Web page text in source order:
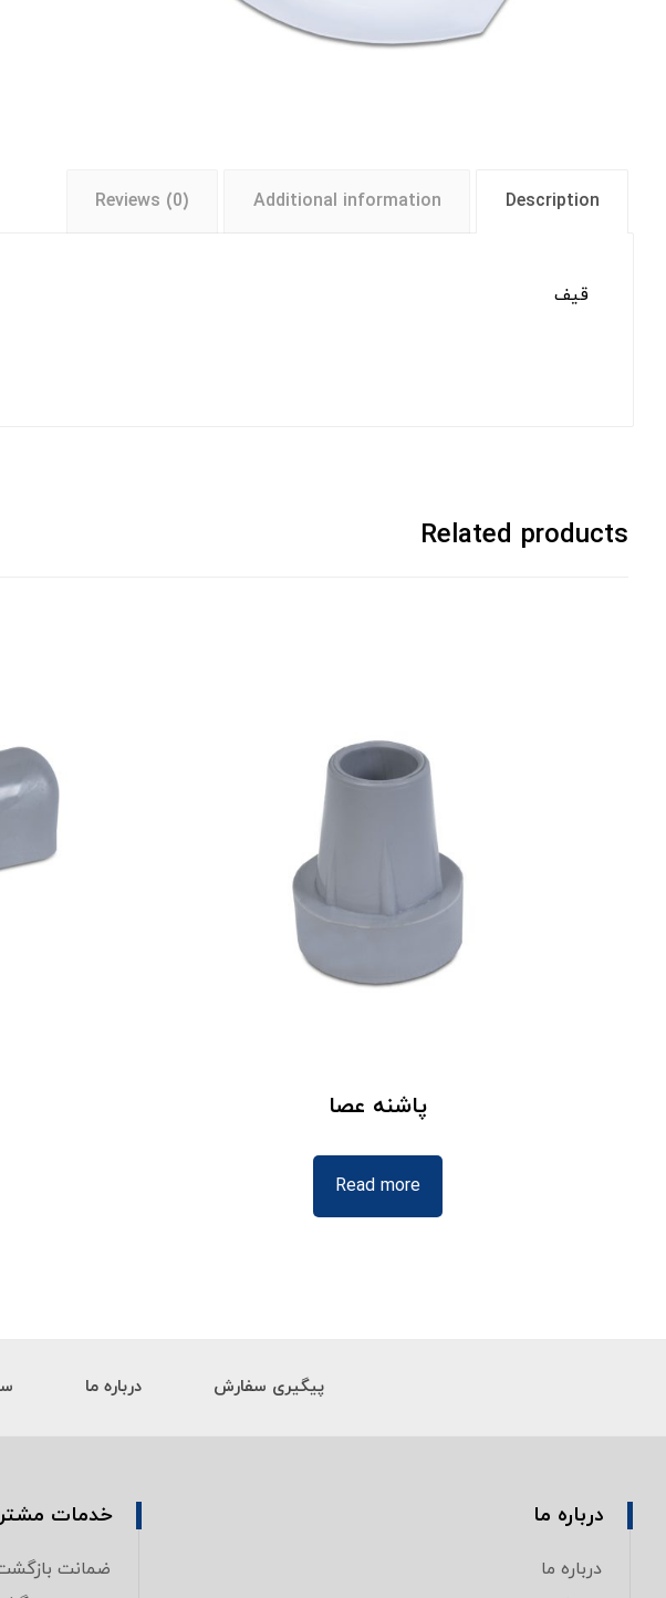
Description
Additional information
Reviews (0)
قیف
Related products
پاشنه عصا
Read more
پیگیری سفارش درباره ما
درباره ما
درباره ما
خدمات
ضمانت